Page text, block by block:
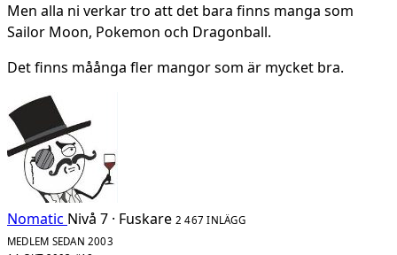
Men alla ni verkar tro att det bara finns manga som
Sailor Moon, Pokemon och Dragonball.
Det finns måånga fler mangor som är mycket bra.
Nomatic Nivå 7 · Fuskare 2 467 INLÄGG
MEDLEM SEDAN 2003